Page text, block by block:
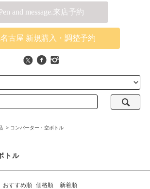
and message.来店予約
名古屋 新規購入・調整予約
> コンバーター・空ボトル
トル
おすすめ順 価格順 新着順